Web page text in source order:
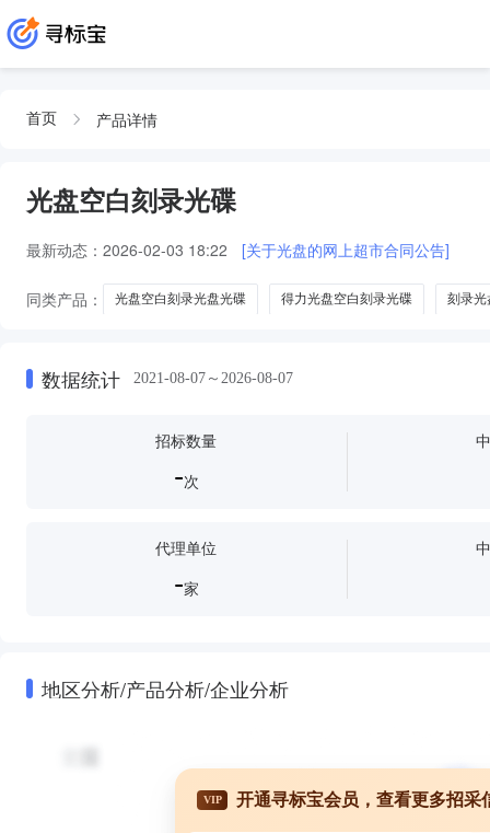
首页 产品详情
光盘空白刻录光碟
最新动态： 2026-02-03 18:22 [关于光盘的网上超市合同公告]
同类产品： 光盘空白刻录光盘光碟 得力光盘空白刻录光碟 刻录光
数据统计 2021-08-07～2026-08-07
招标数量
-次
代理单位
-家
地区分析/产品分析/企业分析
VIP 开通寻标宝会员，查看更多招采